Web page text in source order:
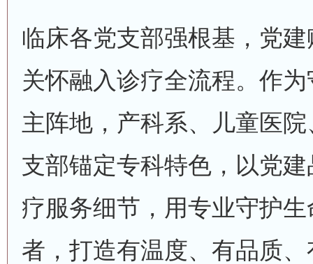
临床各党支部强根基，党
关怀融入诊疗全流程。作
主阵地，产科系、儿童医
支部锚定专科特色，以党
疗服务细节，用专业守护
者，打造有温度、有品质